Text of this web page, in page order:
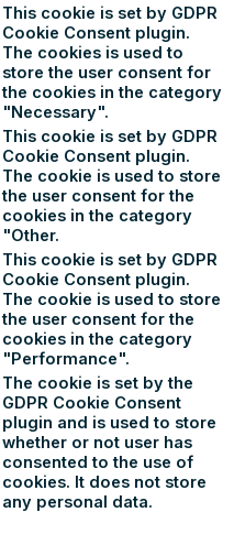
This cookie is set by GDPR
Cookie Consent plugin.
The cookies is used to
store the user consent for
the cookies in the category
"Necessary".
This cookie is set by GDPR
Cookie Consent plugin.
The cookie is used to store
the user consent for the
cookies in the category
"Other.
This cookie is set by GDPR
Cookie Consent plugin.
The cookie is used to store
the user consent for the
cookies in the category
"Performance".
The cookie is set by the
GDPR Cookie Consent
plugin and is used to store
whether or not user has
consented to the use of
cookies. It does not store
any personal data.